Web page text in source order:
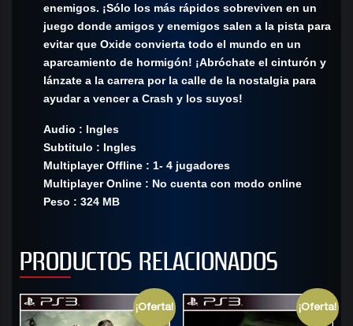
enemigos. ¡Sólo los más rápidos sobreviven en un
juego donde amigos y enemigos salen a la pista para
evitar que Oxide convierta todo el mundo en un
aparcamiento de hormigón! ¡Abróchate el cinturón y
lánzate a la carrera por la calle de la nostalgia para
ayudar a vencer a Crash y los suyos!
Audio : Ingles
Subtitulo : Ingles
Multiplayer Offline : 1- 4 jugadores
Multiplayer Online : No cuenta con modo online
Peso : 324 MB
PRODUCTOS RELACIONADOS
¡Oferta! ¡Oferta!